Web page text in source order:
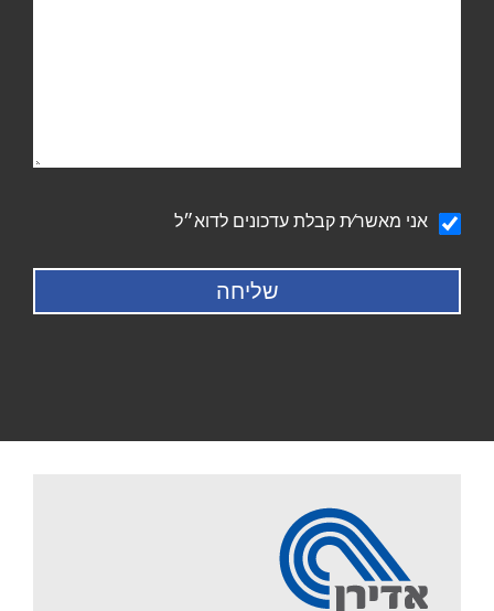
הודעהאני מאשר∕ת קבלת עדכונים לדוא״ל